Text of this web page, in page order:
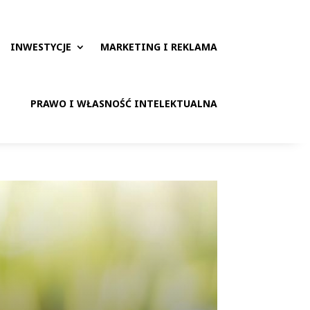
INWESTYCJE MARKETING I REKLAMA
PRAWO I WŁASNOŚĆ INTELEKTUALNA